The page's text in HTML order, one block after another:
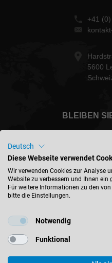
+41
5600
BLEIBEN
Deutsch
Diese Webseite verwendet
Wir verwenden Cookies zur Analyse
Website zu verbessern und Ihnen ein
Für weitere Informationen zu den
bitte die Einstellungen.
Notwendig
Funktional